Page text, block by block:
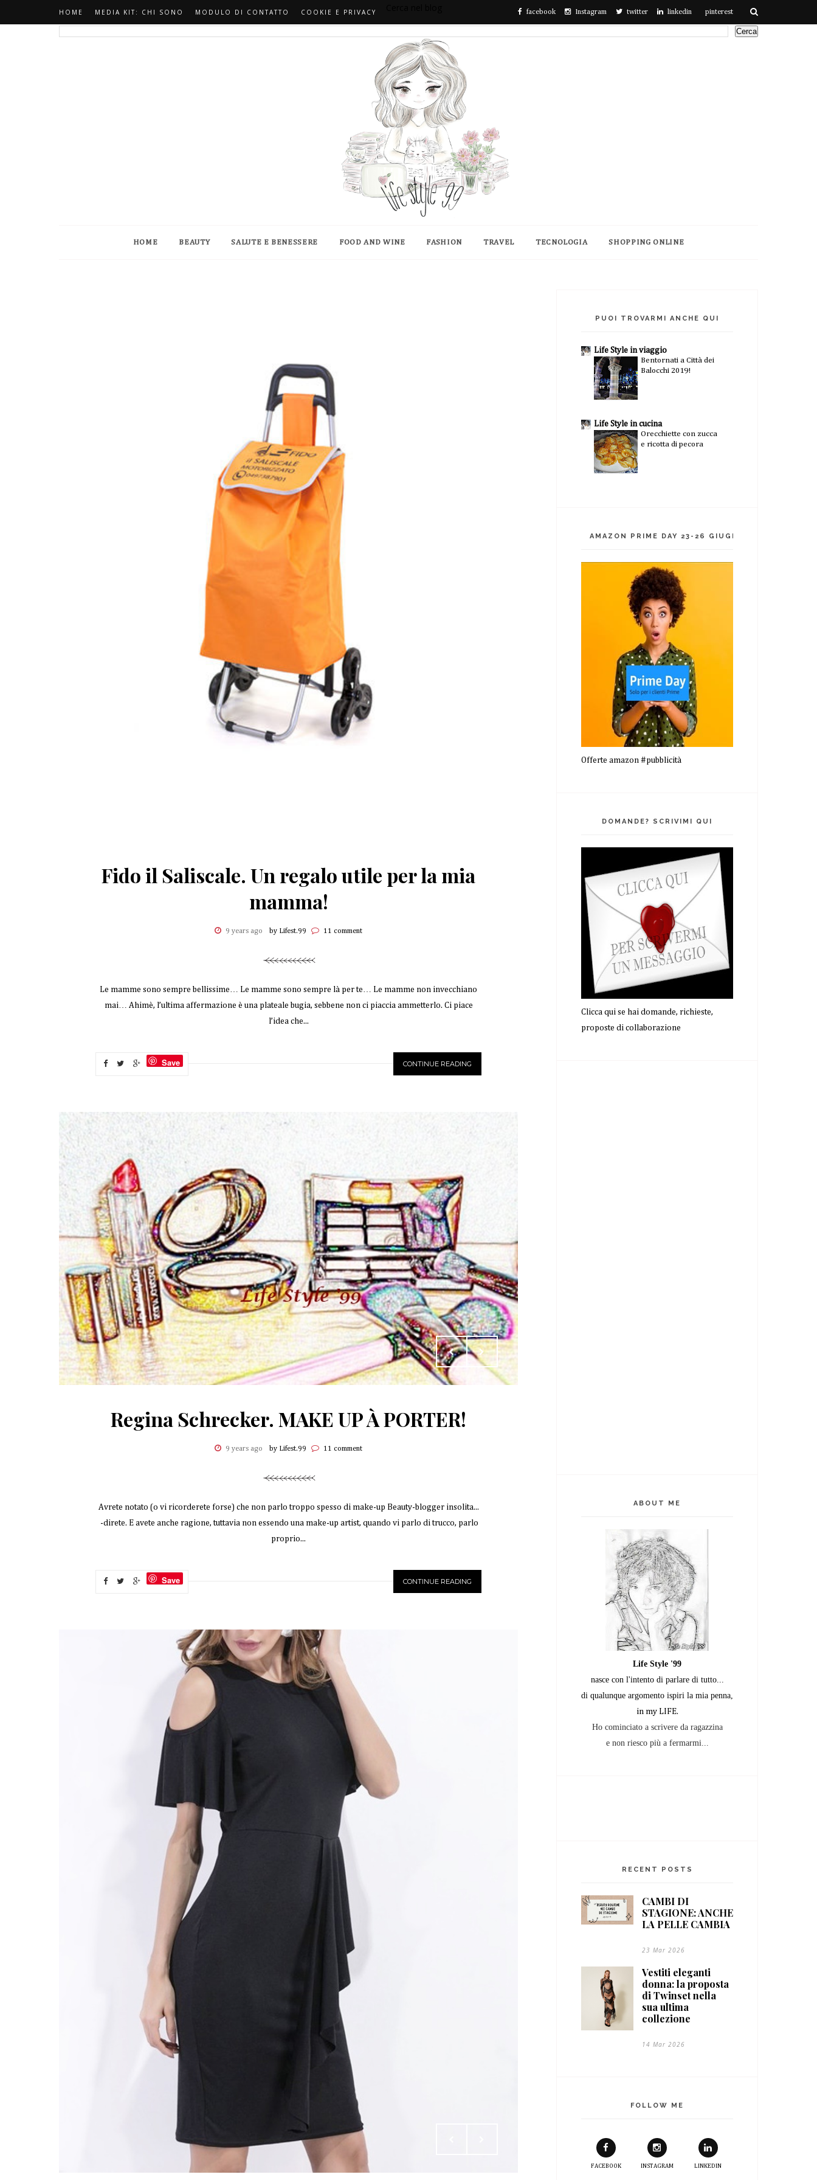
HOME MEDIA KIT: CHI SONO MODULO DI CONTATTO COOKIE E PRIVACY facebook Instagram twitter linkedin pinterest
HOME BEAUTY SALUTE E BENESSERE FOOD AND WINE FASHION TRAVEL TECNOLOGIA SHOPPING ONLINE
Fido il Saliscale. Un regalo utile per la mia
mamma!
9 years ago by Lifest.99 11 comment
Le mamme sono sempre bellissime… Le mamme sono sempre là per te… Le mamme non invecchiano
mai… Ahimè, l’ultima affermazione è una plateale bugia, sebbene non ci piaccia ammetterlo. Ci piace
l’idea che...
CONTINUE READING
Save
Regina Schrecker. MAKE UP À PORTER!
9 years ago by Lifest.99 11 comment
Avrete notato (o vi ricorderete forse) che non parlo troppo spesso di make-up Beauty-blogger insolita...
-direte. E avete anche ragione, tuttavia non essendo una make-up artist, quando vi parlo di trucco, parlo
proprio...
CONTINUE READING
Save
PUOI TROVARMI ANCHE QUI
Life Style in viaggio
Bentornati a Città dei
Balocchi 2019!
Life Style in cucina
Orecchiette con zucca
e ricotta di pecora
AMAZON PRIME DAY 23-26 GIUGNO 2026!!!
Offerte amazon #pubblicità
DOMANDE? SCRIVIMI QUI
Clicca qui se hai domande, richieste,
proposte di collaborazione
ABOUT ME
Life Style '99
nasce con l'intento di parlare di tutto...
di qualunque argomento ispiri la mia penna,
in my LIFE.
Ho cominciato a scrivere da ragazzina
e non riesco più a fermarmi...
RECENT POSTS
CAMBI DI
STAGIONE: ANCHE
LA PELLE CAMBIA
23 Mar 2026
Vestiti eleganti
donna: la proposta
di Twinset nella
sua ultima
collezione
14 Mar 2026
FOLLOW ME
FACEBOOK INSTAGRAM LINKEDIN